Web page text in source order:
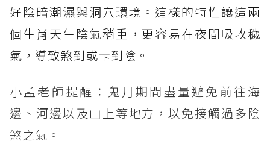
好陰暗潮濕與洞穴環境。這樣的特性讓這兩
個生肖天生陰氣稍重，更容易在夜間吸收穢
氣，導致煞到或卡到陰。
小孟老師提醒：鬼月期間盡量避免前往海
邊、河邊以及山上等地方，以免接觸過多陰
煞之氣。